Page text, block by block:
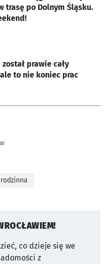
trasę po Dolnym Śląsku.
prawie cały
to nie koniec prac
co dzieje się we
z